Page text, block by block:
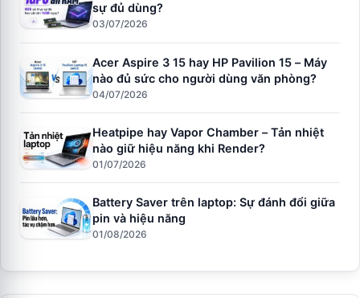
sự đủ dùng?
03/07/2026
Acer Aspire 3 15 hay HP Pavilion 15 – Máy
nào đủ sức cho người dùng văn phòng?
04/07/2026
Heatpipe hay Vapor Chamber – Tản nhiệt
nào giữ hiệu năng khi Render?
01/07/2026
Battery Saver trên laptop: Sự đánh đổi giữa
pin và hiệu năng
01/08/2026